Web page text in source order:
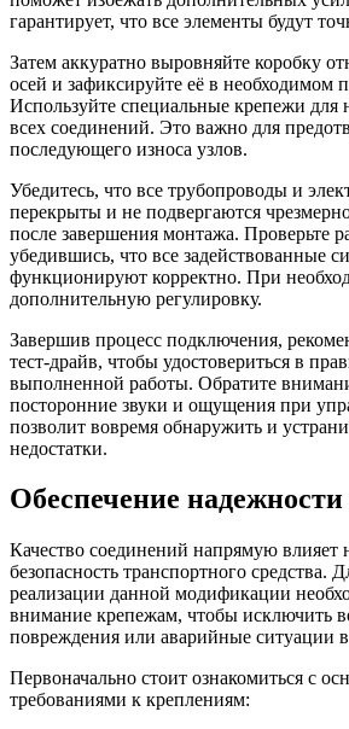
гарантирует, что все элементы будут
Затем аккуратно выровняйте коробку
осей и зафиксируйте её в необходимом
Используйте специальные крепежи
всех соединений. Это важно для
последующего износа узлов.
Убедитесь, что все трубопроводы и
перекрыты и не подвергаются
после завершения монтажа. Проверьте
убедившись, что все задействованные
функционируют корректно. При
дополнительную регулировку.
Завершив процесс подключения,
тест-драйв, чтобы удостовериться в
выполненной работы. Обратите
посторонние звуки и ощущения при
позволит вовремя обнаружить и
недостатки.
Обеспечение
Качество соединений напрямую влияет
безопасность транспортного средства.
реализации данной модификации
внимание крепежам, чтобы исключить
повреждения или аварийные ситуации
Первоначально стоит ознакомиться с
требованиями к креплениям: